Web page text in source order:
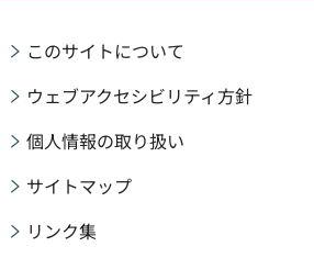
このサイトについて
ウェブアクセシビリティ方針
個人情報の取り扱い
サイトマップ
リンク集